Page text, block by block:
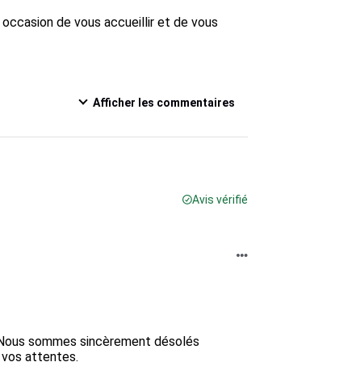
de vous accueillir et de vous
Afficher les commentaires
Avis vérifié
sommes sincèrement désolés
vos attentes.